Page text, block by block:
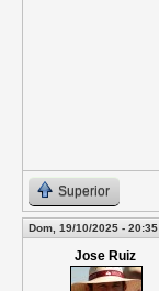
Superior
Dom, 19/10/2025 - 20:35
Jose Ruiz